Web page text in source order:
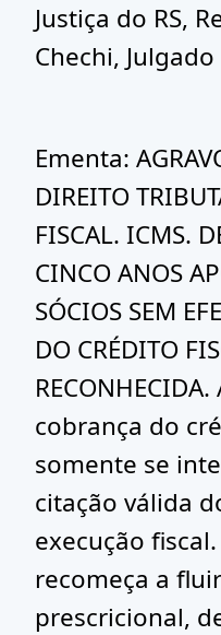
Justiça do RS,
Chechi,
Ementa:
DIREITO
FISCAL. ICMS.
CINCO ANOS
SÓCIOS SEM
DO CRÉDITO
cobrança do
somente se
citação válida
execução
recomeça a
prescricional,